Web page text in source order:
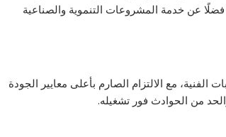
فضلًا عن خدمة المشروعات التنموية والصناعية
مع الالتزام الصارم بأعلى معايير الجودة
من الحوادث فور تشغيله.